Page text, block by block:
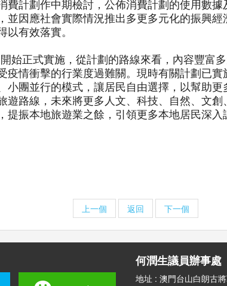
費計劃作中期檢討，公佈消費計劃的使用數
並因應社會實際情況推出多更多元化的振興
有效落實。
始正式實施，從計劃的路線來看，內容豐富
疫情衝擊的行業度過難關。現時有關計劃已
小團並行的模式，讓居民自由選擇，以幫助
遊路線，未來將更多人文、科技、自然、文
提振本地旅遊業之餘，引領更多本地居民深
上一個 返回 下一個
何潤生議員辦事處
地址 : 澳門台山白朗古